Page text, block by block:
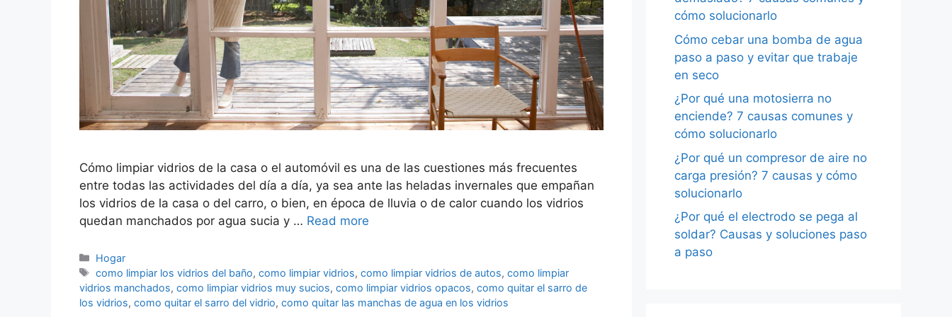
Cómo limpiar vidrios de la casa o el automóvil es una de las cuestiones más frecuentes
entre todas las actividades del día a día, ya sea ante las heladas invernales que empañan
los vidrios de la casa o del carro, o bien, en época de lluvia o de calor cuando los vidrios
quedan manchados por agua sucia y … Read more
Categorías
Hogar
Etiquetas
como limpiar los vidrios del baño,como limpiar vidrios,como limpiar vidrios de autos,como limpiar
vidrios manchados, como limpiar vidrios muy sucios, como limpiar vidrios opacos, como quitar el sarro de
los vidrios, como quitar el sarro del vidrio, como quitar las manchas de agua en los vidrios
cómo solucionarlo
Cómo cebar una bomba de agua
paso a paso y evitar que trabaje
en seco
¿Por qué una motosierra no
enciende? 7 causas comunes y
cómo solucionarlo
¿Por qué un compresor de aire no
carga presión? 7 causas y cómo
solucionarlo
¿Por qué el electrodo se pega al
soldar? Causas y soluciones paso
a paso